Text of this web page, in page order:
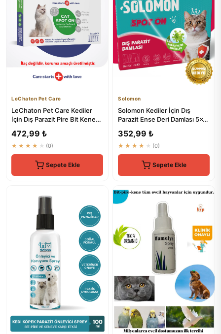
LeChaton Pet Care
LeChaton Pet Care Kediler
İçin Dış Parazit Pire Bit Kene
472,99 ₺
★★★★★ (0)
Sepete Ekle
Solomon
Solomon Kediler İçin Dış
Parazit Ense Deri Damlası 5x1
352,99 ₺
★★★★★ (0)
Sepete Ekle